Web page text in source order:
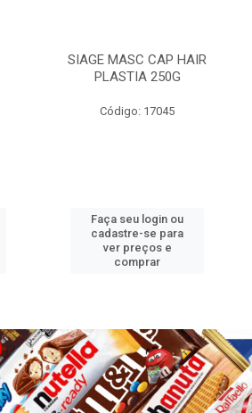
SIAGE MASC CAP HAIR
PLASTIA 250G
Código: 17045
Faça seu login ou
cadastre-se para
ver preços e
comprar